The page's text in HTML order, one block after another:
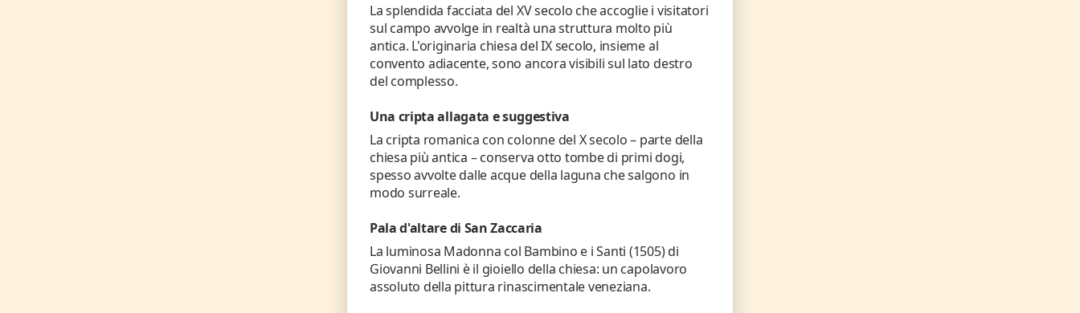
La splendida facciata del XV secolo che accoglie i visitatori
sul campo avvolge in realtà una struttura molto più
antica. L'originaria chiesa del IX secolo, insieme al
convento adiacente, sono ancora visibili sul lato destro
del complesso.
Una cripta allagata e suggestiva
La cripta romanica con colonne del X secolo – parte della
chiesa più antica – conserva otto tombe di primi dogi,
spesso avvolte dalle acque della laguna che salgono in
modo surreale.
Pala d'altare di San Zaccaria
La luminosa Madonna col Bambino e i Santi (1505) di
Giovanni Bellini è il gioiello della chiesa: un capolavoro
assoluto della pittura rinascimentale veneziana.